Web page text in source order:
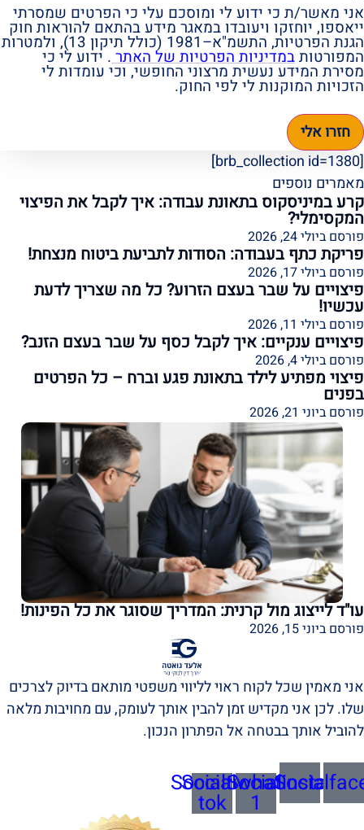
אני מאשר/ת כי ידוע לי ומוסכם עלי כי הפרטים שמסרתי
ייאספו, יוחזקו ויעובדו במאגר מידע בהתאם להוראות חוק
הגנת הפרטיות, התשמ"א–1981 (כולל תיקון 13), ולמטרות
המפורטותבמדיניות הפרטיות של האתר . ידוע לי כי
מסירת המידע נעשית מרצוני החופשי, וכי עומדות לי
הזכויות המוקנות לי לפי החוק.
חזרו אלי
[brb_collection id=1380]
מאמרים נוספים
קרע במיניסקוס בתאונת עבודה: איך לקבל את הפיצוי
המקסימלי?
פורסם ביולי 24, 2026
פריקת כתף בעבודה: הסודות לתביעת ביטוח מנצחת!
פורסם ביולי 17, 2026
פיצויים על שבר בעצם הזרוע? כל מה שצריך לדעת
עכשיו!
פורסם ביולי 11, 2026
פיצויים ענקיים: איך לקבל כסף על שבר בעצם הזנב?
פורסם ביולי 4, 2026
פיצוי מפתיע לילד בתאונת פגע וברח – כל הפרטים
בפנים
פורסם ביוני 21, 2026
עו"ד לייצוג מול קרנית: המדריך שסוגר את כל הפינות!
פורסם ביוני 15, 2026
אני מאמין שכל לקוח ראוי לליווי משפטי מותאם בדיוק לצרכים
שלו. לכן אני מקדיש זמן להבין אותך לעומק, עם מחויבות מלאה
להוביל אותך בבטחה אל הפתרון הנכון.
Socialwhatsapp-
1
Socialtik-
tok